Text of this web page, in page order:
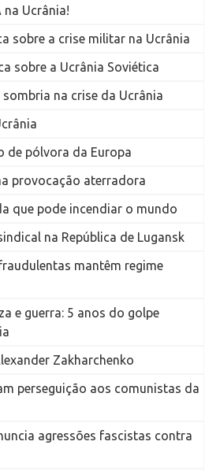
na Ucrânia!
sobre a crise militar na Ucrânia
sobre a Ucrânia Soviética
na crise da Ucrânia
de pólvora da Europa
provocação aterradora
que pode incendiar o mundo
na República de Lugansk
mantêm regime
e guerra: 5 anos do golpe
Zakharchenko
perseguição aos comunistas da
agressões fascistas contra